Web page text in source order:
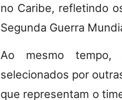
no Caribe, refletindo
Segunda Guerra
Ao mesmo tempo,
selecionados por
que representam o